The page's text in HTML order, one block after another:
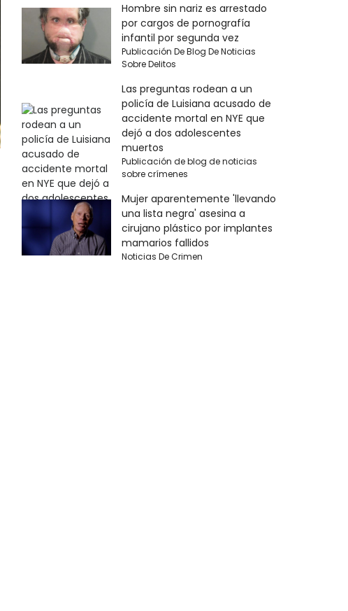
Hombre sin nariz es arrestado
por cargos de pornografía
infantil por segunda vez
Publicación De Blog De Noticias
Sobre Delitos
Las preguntas rodean a un
policía de Luisiana acusado de
accidente mortal en NYE que
dejó a dos adolescentes
muertos
Publicación de blog de noticias
sobre crímenes
Mujer aparentemente 'llevando
una lista negra' asesina a
cirujano plástico por implantes
mamarios fallidos
Noticias De Crimen